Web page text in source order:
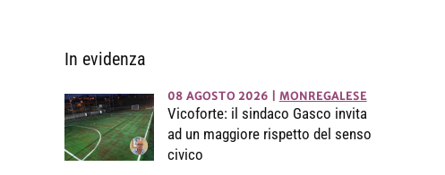
In evidenza
08 AGOSTO 2026 MONREGALESE
Vicoforte: il sindaco Gasco invita
ad un maggiore rispetto del senso
civico